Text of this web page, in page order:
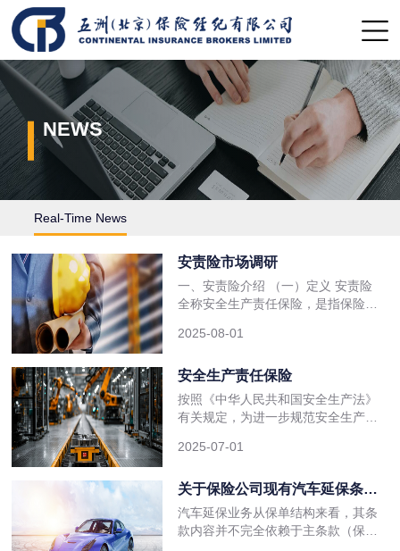
NEWS
Real-Time News
安责险市场调研
一、安责险介绍 （一）定义 安责险
全称安全生产责任保险，是指保险机
安全事故造成的人员伤亡和有关经济
经营单位提供事故预防服务的商业保
险。安责险的赔偿范围包括被保险人
因生产安全事故造成的依法应负的从
亡和财产损失
2025-08-01
安全生产责任保险
按照《中华人民共和国安全生产法》
有关规定，为进一步规范安全生产责
部、金融监管总局、工业和信息化
农业农村部修订了《安全生产责任保
险实施办法》。 一、安责险的
赔偿范围 安责险的赔偿范围包
括被保险人因生产安全事故造成的依
2025-07-01
关于保险公司现有汽车延保条款
的思考
汽车延保业务从保单结构来看，其条
款内容并不完全依赖于主条款（保险